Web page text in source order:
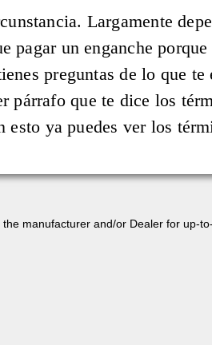
Largamente
pagar un enganche
preguntas de lo que
que te dice los
ya puedes ver los
manufacturer and/or Dealer for up-